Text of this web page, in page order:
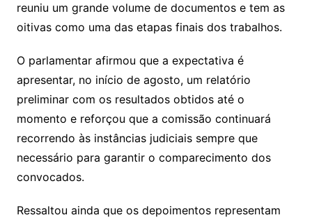
reuniu um grande volume de documentos e tem as
oitivas como uma das etapas finais dos trabalhos.
O parlamentar afirmou que a expectativa é
apresentar, no início de agosto, um relatório
preliminar com os resultados obtidos até o
momento e reforçou que a comissão continuará
recorrendo às instâncias judiciais sempre que
necessário para garantir o comparecimento dos
convocados.
Ressaltou ainda que os depoimentos representam